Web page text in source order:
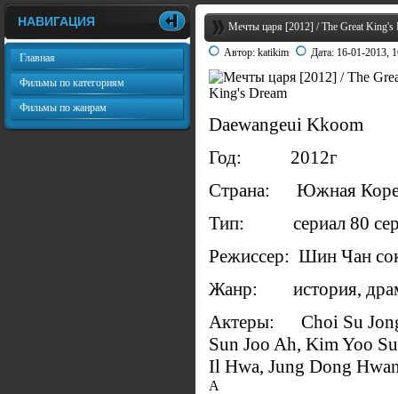
Мечты царя [2012] / The Great King's
Автор: katikim Дата: 16-01-2013,
Daewangeui Kkoom
Год: 2012г
Страна: Южная
Тип: сериал 80
Режиссер: Шин Чан
Жанр: история,
Актеры: Choi Su
Sun Joo Ah, Kim Yoo
Il Hwa, Jung Dong
А
НАВИГАЦИЯ
Главная
Фильмы по категориям
Фильмы по жанрам